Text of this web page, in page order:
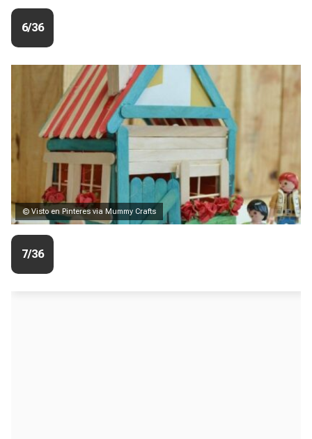
6/36
© Visto en Pinteres via Mummy Crafts
7/36